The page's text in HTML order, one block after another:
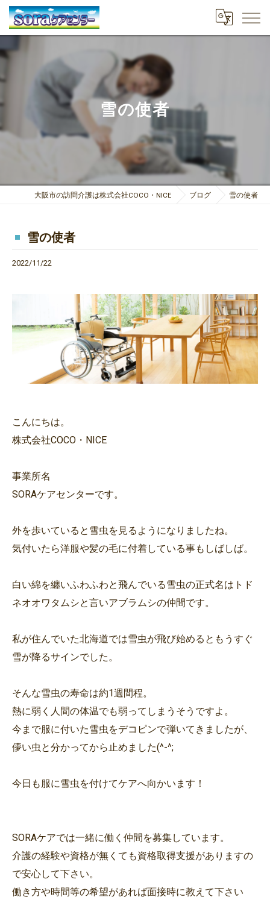
雪の使者
大阪市の訪問介護は株式会社COCO・NICE ブログ 雪の使者
雪の使者
2022/11/22
こんにちは。
株式会社COCO・NICE
事業所名
SORAケアセンターです。
外を歩いていると雪虫を見るようになりましたね。
気付いたら洋服や髪の毛に付着している事もしばしば。
白い綿を纏いふわふわと飛んでいる雪虫の正式名はトド
ネオオワタムシと言いアブラムシの仲間です。
私が住んでいた北海道では雪虫が飛び始めるともうすぐ
雪が降るサインでした。
そんな雪虫の寿命は約1週間程。
熱に弱く人間の体温でも弱ってしまうそうですよ。
今まで服に付いた雪虫をデコピンで弾いてきましたが、
儚い虫と分かってから止めました(^-^;
今日も服に雪虫を付けてケアへ向かいます！
SORAケアでは一緒に働く仲間を募集しています。
介護の経験や資格が無くても資格取得支援がありますの
で安心して下さい。
働き方や時間等の希望があれば面接時に教えて下さい